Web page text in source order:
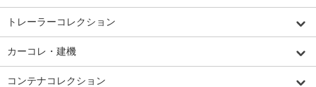
トレーラーコレクション
カーコレ・建機
コンテナコレクション